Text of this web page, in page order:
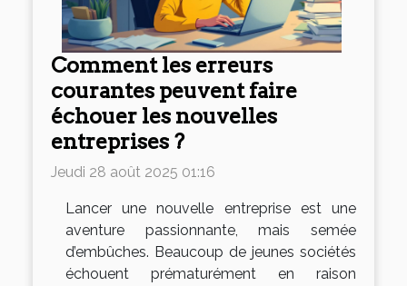
Comment les erreurs
courantes peuvent faire
échouer les nouvelles
entreprises ?
Jeudi 28 août 2025 01:16
Lancer une nouvelle entreprise est une
aventure passionnante, mais semée
d’embûches. Beaucoup de jeunes sociétés
échouent prématurément en raison